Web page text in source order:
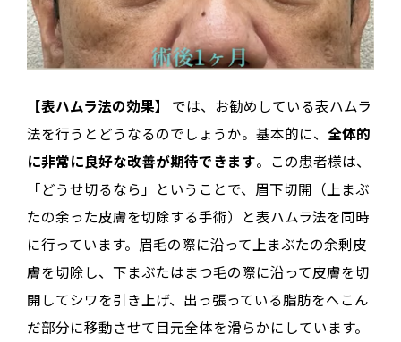
【表ハムラ法の効果】
では、お勧めしている表ハムラ
法を行うとどうなるのでしょうか。基本的に、 全体的
に非常に良好な改善が期待できます。この患者様は、
「どうせ切るなら」ということで、眉下切開（上まぶ
たの余った皮膚を切除する手術）と表ハムラ法を同時
に行っています。眉毛の際に沿って上まぶたの余剰皮
膚を切除し、下まぶたはまつ毛の際に沿って皮膚を切
開してシワを引き上げ、出っ張っている脂肪をへこん
だ部分に移動させて目元全体を滑らかにしています。